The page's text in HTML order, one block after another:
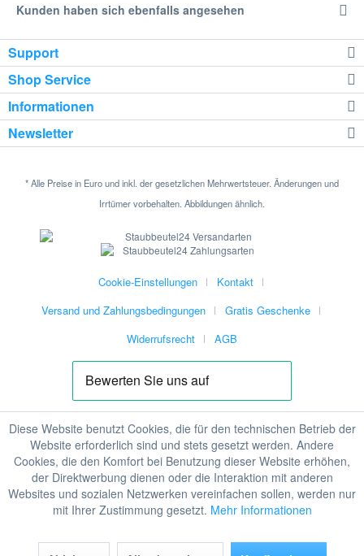
Kunden haben sich ebenfalls angesehen
Support
Shop Service
Informationen
Newsletter
* Alle Preise in Euro und inkl. der gesetzlichen Mehrwertsteuer. Änderungen und
Irrtümer vorbehalten. Abbildungen ähnlich.
Cookie-Einstellungen
Kontakt
Versand und Zahlungsbedingungen
Gratis Geschenke
Widerrufsrecht
AGB
Diese Website benutzt Cookies, die für den technischen Betrieb der
Website erforderlich sind und stets gesetzt werden. Andere
Cookies, die den Komfort bei Benutzung dieser Website erhöhen,
der Direktwerbung dienen oder die Interaktion mit anderen
Websites und sozialen Netzwerken vereinfachen sollen, werden nur
mit Ihrer Zustimmung gesetzt. Mehr Informationen